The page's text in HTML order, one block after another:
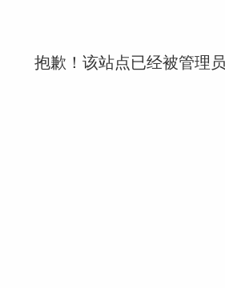
抱歉！该站点已经被管理